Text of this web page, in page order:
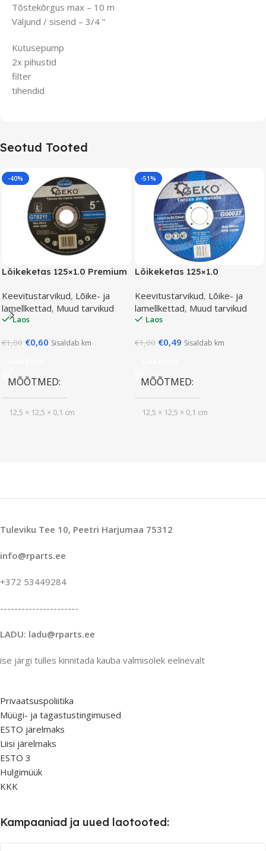
Tõstekõrgus max – 10 m
Väljund / sisend – 3/4 ”
Kütusepump
2x pihustid
filter
tihendid
Seotud Tooted
-40%
Lõikeketas 125×1.0 Premium
Keevitustarvikud, Lõike- ja
lamellkettad, Muud tarvikud
Laos
€1,00 €0,60 Sisaldab km
MÕÕTMED
12,5 × 12,5 × 0,1 cm
-51%
Lõikeketas 125×1.0
Keevitustarvikud, Lõike- ja
lamellkettad, Muud tarvikud
Laos
€1,00 €0,49 Sisaldab km
MÕÕTMED
12,5 × 12,5 × 0,1 cm
Tuleviku Tee 10, Peetri Harjumaa 75312
info@rparts.ee
+372 53449284
----------------------
LADU: ladu@rparts.ee
ise järgi tulles kinnitada kauba valmisolek eelnevalt
Privaatsuspoliitika
Müügi- ja tagastustingimused
ESTO järelmaks
Liisi järelmaks
ESTO 3
Hulgimüük
KKK
Kampaaniad ja uued laotooted: